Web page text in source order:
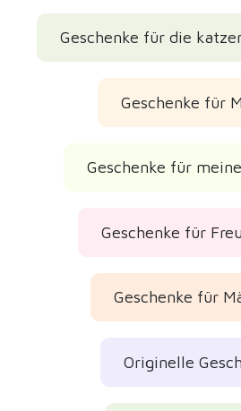
Geschenke für die
Geschenke für
Geschenke für
Geschenke für
Geschenke für
Originelle